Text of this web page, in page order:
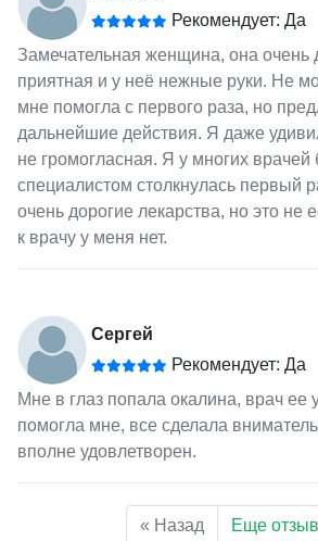
Рекомендует: Да
Замечательная женщина, она очень
приятная и у неё нежные руки. Не
мне помогла с первого раза, но
дальнейшие действия. Я даже
не громогласная. Я у многих врачей
специалистом столкнулась первый
очень дорогие лекарства, но это не
к врачу у меня нет.
Сергей
Рекомендует: Да
Мне в глаз попала окалина, врач ее
помогла мне, все сделала
вполне удовлетворен.
« Назад Еще